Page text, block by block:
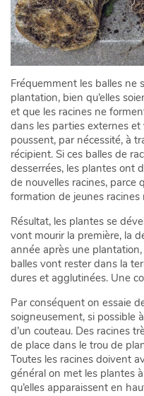
Fréquemment les balles ne
plantation, bien qu’elles
et que les racines ne
dans les parties externes et
poussent, par nécessité, à
récipient. Si ces balles de
desserrées, les plantes ont
de nouvelles racines, parce
formation de jeunes racines
Résultat, les plantes se
vont mourir la première, la
année après une
balles vont rester dans la
dures et agglutinées. Une
Par conséquent on essaie
soigneusement, si possible
d’un couteau. Des racines
de place dans le trou de
Toutes les racines doivent
général on met les plantes
qu’elles apparaissent en